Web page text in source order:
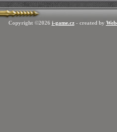
Copyright ©2026 i-game.cz- created by